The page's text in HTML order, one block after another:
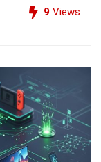
9 Views